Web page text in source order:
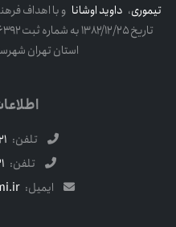
تیموری،داوید اوشاناو با اهداف
استان تهران
تلفن: 021-88424345
تلفن: 021-88430313
ایمیل: